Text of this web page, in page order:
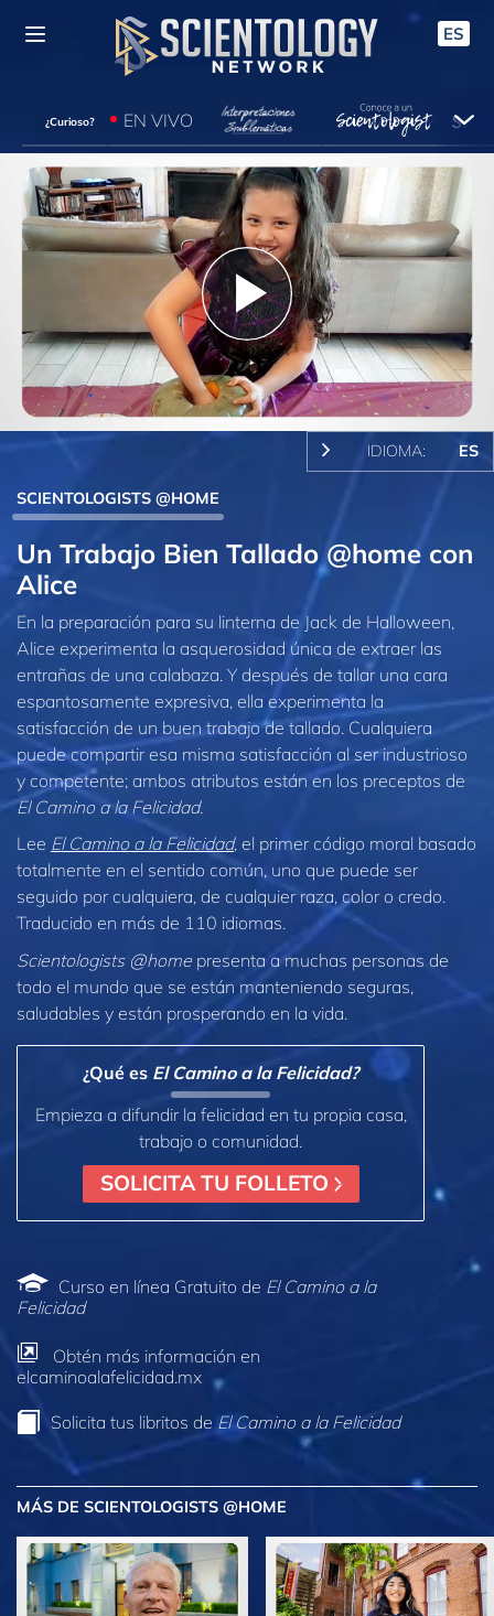
ES
¿Curioso? EN VIVO
Play
Video
IDIOMA: ES
SCIENTOLOGISTS @HOME
Un Trabajo Bien Tallado @home con
Alice
En la preparación para su linterna de Jack de Halloween,
Alice experimenta la asquerosidad única de extraer las
entrañas de una calabaza. Y después de tallar una cara
espantosamente expresiva, ella experimenta la
satisfacción de un buen trabajo de tallado. Cualquiera
puede compartir esa misma satisfacción al ser industrioso
y competente; ambos atributos están en los preceptos de
El Camino a la Felicidad.
Lee El Camino a la Felicidad, el primer código moral basado
totalmente en el sentido común, uno que puede ser
seguido por cualquiera, de cualquier raza, color o credo.
Traducido en más de 110 idiomas.
Scientologists @home presenta a muchas personas de
todo el mundo que se están manteniendo seguras,
saludables y están prosperando en la vida.
¿Qué es El Camino a la Felicidad?
Empieza a difundir la felicidad en tu propia casa,
trabajo o comunidad.
SOLICITA TU FOLLETO
Curso en línea Gratuito de El Camino a la
Felicidad
Obtén más información en
elcaminoalafelicidad.mx
Solicita tus libritos deEl Camino a la Felicidad
MÁS DE SCIENTOLOGISTS @HOME